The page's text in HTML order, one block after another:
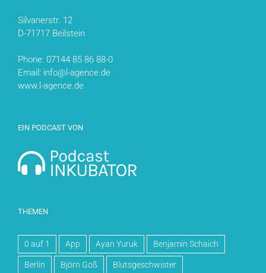
Silvanerstr. 12
D-71717 Beilstein
Phone: 07144 85 86 88-0
Email: info@l-agence.de
www.l-agence.de
EIN PODCAST VON
THEMEN
0 auf 1 App Ayan Yuruk Benjamin Schaich
Berlin Björn Goß Blutsgeschwister